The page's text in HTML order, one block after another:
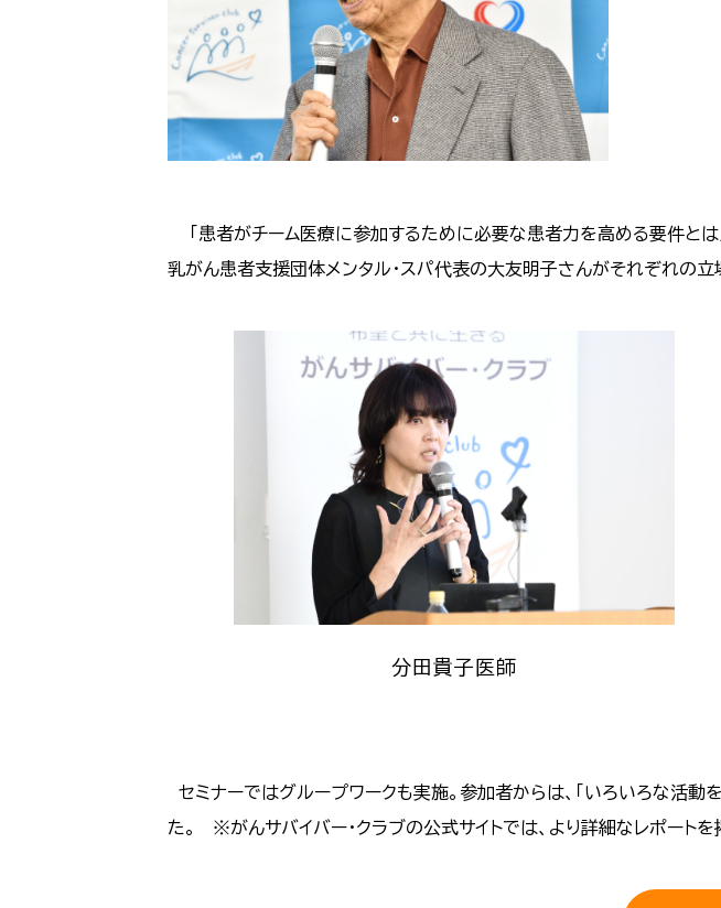
「患者がチーム医療に参加するために必要な患者力を高める要件とは
乳がん患者支援団体メンタル・スパ代表の大友明子さんがそれぞれの立
分田貴子医師
セミナーではグループワークも実施。参加者からは、「いろいろな活
た。 ※がんサバイバー・クラブの公式サイトでは、より詳細なレポート